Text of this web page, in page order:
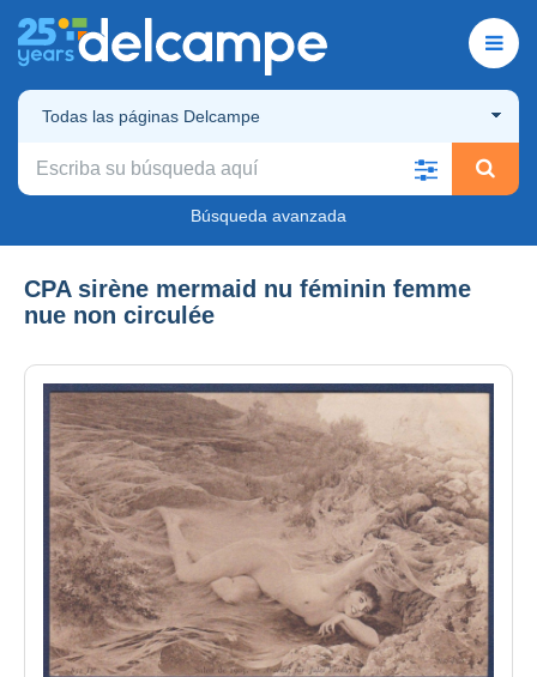
Todas las páginas Delcampe
Búsqueda avanzada
CPA sirène mermaid nu féminin femme
nue non circulée